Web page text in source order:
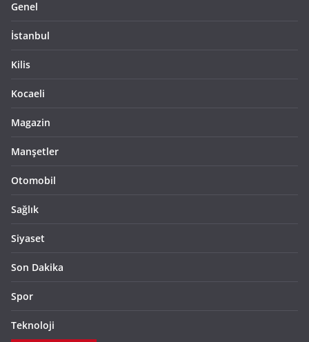
Genel
İstanbul
Kilis
Kocaeli
Magazin
Manşetler
Otomobil
Sağlık
Siyaset
Son Dakika
Spor
Teknoloji